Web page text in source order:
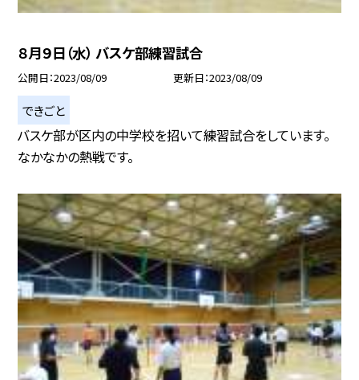
８月９日（水） バスケ部練習試合
公開日 2023/08/09 更新日 2023/08/09
できごと
バスケ部が区内の中学校を招いて練習試合をしています。
なかなかの熱戦です。